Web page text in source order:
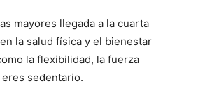
mayores llegada a la cuarta
la salud física y el bienestar
la flexibilidad, la fuerza
sedentario.